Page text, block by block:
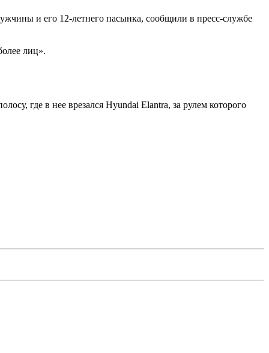
и его 12-летнего пасынка, сообщили в пресс-службе
лиц».
где в нее врезался Hyundai Elantra, за рулем которого